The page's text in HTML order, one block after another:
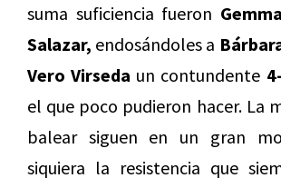
suma suficiencia fueron
Salazar, endosándoles a
Vero Virseda un contundente
el que poco pudieron hacer. La
balear siguen en un gran
siquiera la resistencia que